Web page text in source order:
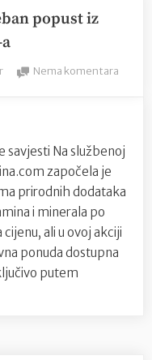
popust iz
Nema komentara
savjesti Na službenoj
započela je
prirodnih dodataka
i minerala po
ali u ovoj akciji
ponuda dostupna
putem